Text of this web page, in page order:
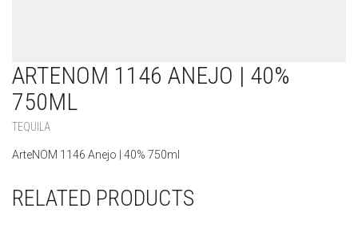
ARTENOM 1146 ANEJO | 40%
750ML
TEQUILA
ArteNOM 1146 Anejo | 40% 750ml
RELATED PRODUCTS